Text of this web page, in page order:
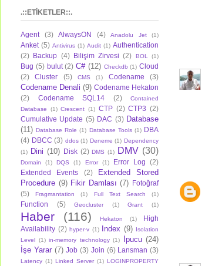
.::ETİKETLER::.
Agent (3) AlwaysON (4) Anadolu Jet (1)
Anket (5) Antivirus (1) Audit (1) Authentication
(2)
Backup (4) Bilişim Zirvesi (2) BOL (1)
Bug (5) bulut (2) C# (12) Checkdb (1) Cloud
(2)
Cluster (5) CMS (1) Codename (3)
Codename Denali (9) Codename Hekaton
(2)
Codename SQL14 (2)
Contained
Database
(1) Crescent (1) CTP (2) CTP3 (2)
Cumulative Update (5) DAC (3) Database
(11) Database Role (1) Database Tools (1) DBA
(4) DBCC (3) ddos (1) Deneme (1) Dependency
(1)
Dini (10) Disk (2) DMS (1) DMV (30)
Domain (1) DQS (1) Error (1) Error Log
(2)
Extended Events
(2)
Extended Stored
Procedure (9) Fikir Damlası (7)
Fotoğraf
(5)
Fragmantation (1) Full Text Search (1)
Function (5) Geocluster (1) Grant (1)
Haber (116) Hekaton (1)
High
Availability (2) hyper-v (1) Index (9)
Isolation
Level
(1) in-memory technology (1) İpucu (24)
İşe Yarar (7) Job (3) Join (6) Lansman (3)
Latency (1) Linked Server (1) LOGINPROPERTY